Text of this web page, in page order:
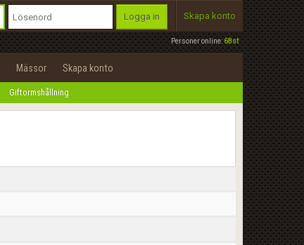
Personer online:68st
Logga in Skapa konto
Mässor Skapa konto
Giftormshållning